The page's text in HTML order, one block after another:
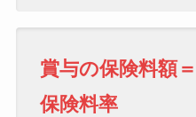
賞与の保険料
保険料率